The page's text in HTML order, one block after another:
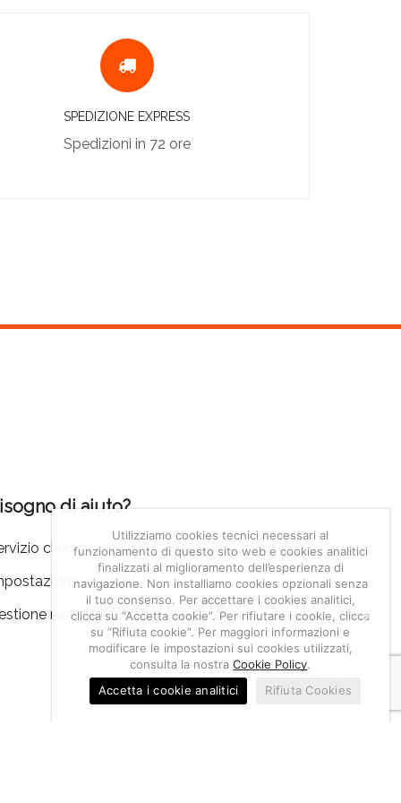
Utilizziamo cookies tecnici necessari al
funzionamento di questo sito web e cookies analitici
finalizzati al miglioramento dell’esperienza di
navigazione. Non installiamo cookies opzionali senza
il tuo consenso. Per accettare i cookies analitici,
clicca su “Accetta cookie”. Per rifiutare i cookie, clicca
su “Rifiuta cookie”. Per maggiori informazioni e
modificare le impostazioni sui cookies utilizzati,
consulta la nostraCookie Policy.
Accetta i cookie analitici
Rifiuta Cookies
SPEDIZIONE EXPRESS
Spedizioni in 72 ore
di aiuto?
clienti
account
resi, segnalazioni e reclami